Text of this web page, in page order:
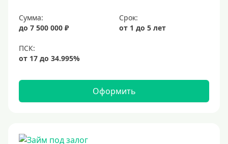
Сумма:
до 7 500 000 ₽
Срок:
от 1 до 5 лет
Оформить